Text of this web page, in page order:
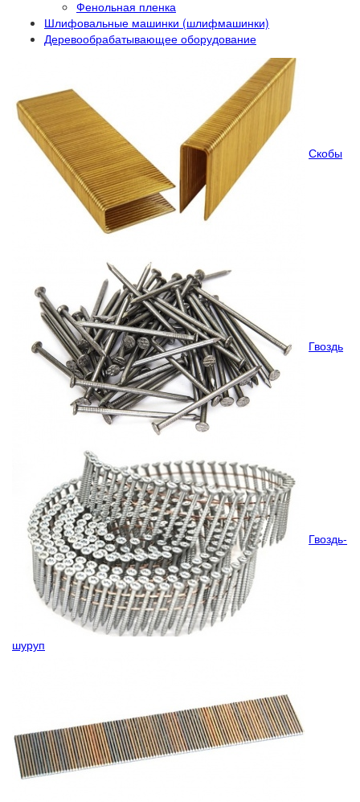
Фенольная пленка
Шлифовальные машинки (шлифмашинки)
Деревообрабатывающее оборудование
Скобы
Гвоздь
Гвоздь-
шуруп